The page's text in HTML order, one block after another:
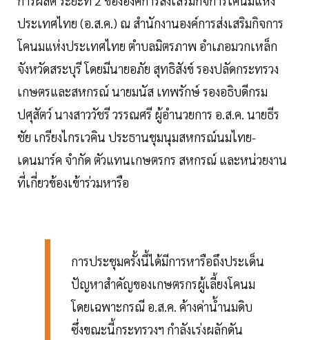
ประเทศไทย (อ.ส.ค.) ณ สำนักงานองค์การส่งเสริมกิจการ
โคนมแห่งประเทศไทย ตำบลมิตรภาพ อำเภอมวกเหล็ก
จังหวัดสระบุรี โดยมีนายอภัย สุทธิสังข์ รองปลัดกระทรวง
เกษตรและสหกรณ์ นายมนัส เทพรักษ์ รองอธิบดีกรม
ปศุสัตว์ นางสาววัชรี วรรณศรี ผู้อำนวยการ อ.ส.ค. นายธีร
ชัย เกรียงไกรเวคิน ประธานชุมนุมสหกรณ์นมไทย-
เดนมาร์ค จำกัด ตัวแทนเกษตรกร สหกรณ์ และหน่วยงาน
ที่เกี่ยวข้องเข้าร่วมหารือ
การประชุมครั้งนี้ได้มีการหารือถึงประเด็น
ปัญหาสำคัญของเกษตรกรผู้เลี้ยงโคนม
โดยเฉพาะกรณี อ.ส.ค. ค้างค่าน้ำนมดิบ
ซึ่งขณะนี้กระทรวงฯ กำลังเร่งผลักดัน